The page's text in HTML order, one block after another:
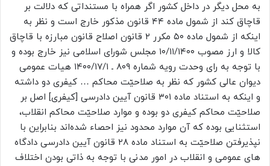
به محل دیگر در داخل کشور اگر همراه با مستنداتی که دلالت بر
قاچاق کند از شمول ماده ۴۴ قانون مذکور خارج است و نظر به
اینکه از شمول ماده ۵۰ مکرر ۲ قانون اصلاح قانون مبارزه با قاچاق
کالا و ارز مصوب ۱۰/۱۱/۱۴۰۰ مجلس شورای اسلامی نیز خارج بوده و
با توجه به رای وحدت رویه شماره ۸۰۹ ـ ۱۴۰۰/۱۷/۱ هیات عمومی
دیوان عالی کشور که نظر به صلاحیّت محاکم … کیفری دو داشته
و اینکه به استناد ماده ۳۰۱ قانون آیین دادرسی [کیفری] اصل بر
صلاحیّت محاکم کیفری دو بوده و موارد صلاحیّت محاکم انقلاب،
استثنایی بوده که آن موارد محدود نیز احصاء شده‌اند بنابراین با
نپذیرفتن صلاحیّت به استناد ماده ۲۸ قانون آیین دادرسی دادگاه
های عمومی و انقلاب در امور مدنی با توجه به ذاتی بودن اختلاف